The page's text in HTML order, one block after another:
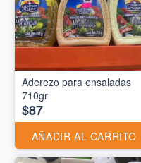
Aderezo para ensaladas
710gr
$87
AÑADIR AL CARRITO